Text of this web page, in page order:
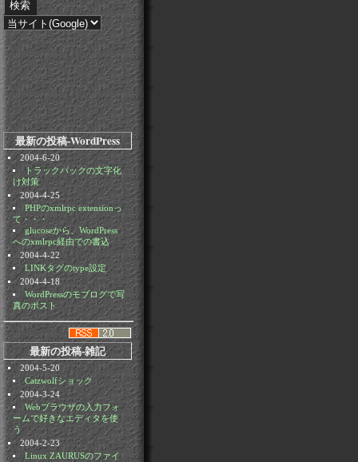
最新の投稿-WordPress
2004-6-20
トラックバックの文字化
け対策
2004-4-25
PHPのxmlrpc extensionっ
て・・・
glucoseから、WordPress
へのxmlrpc経由での書込
2004-4-22
LINKタグのtype設定
2004-4-18
WordPressのモブログで写
真のポスト
最新の投稿-雑記
2004-5-20
Catzwolfショック
2004-3-24
Webブラウザの入力フォ
ームで好きなエディタを使
う
2004-2-23
Linux ZAURUSのファイ